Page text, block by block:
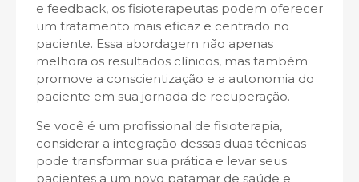
e feedback, os fisioterapeutas podem oferecer
um tratamento mais eficaz e centrado no
paciente. Essa abordagem não apenas
melhora os resultados clínicos, mas também
promove a conscientização e a autonomia do
paciente em sua jornada de recuperação.
Se você é um profissional de fisioterapia,
considerar a integração dessas duas técnicas
pode transformar sua prática e levar seus
pacientes a um novo patamar de saúde e